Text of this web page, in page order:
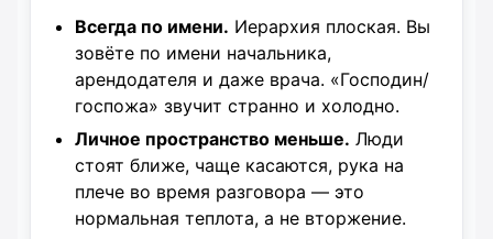
Всегда по имени. Иерархия плоская. Вы
зовёте по имени начальника,
арендодателя и даже врача. «Господин/
госпожа» звучит странно и холодно.
Личное пространство меньше. Люди
стоят ближе, чаще касаются, рука на
плече во время разговора — это
нормальная теплота, а не вторжение.